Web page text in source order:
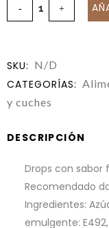
SKU: N/D
CATEGORÍAS:
y cuches
DESCRIPCIÓN
Drops con sabor
Recomendado
Ingredientes:
emulgente: